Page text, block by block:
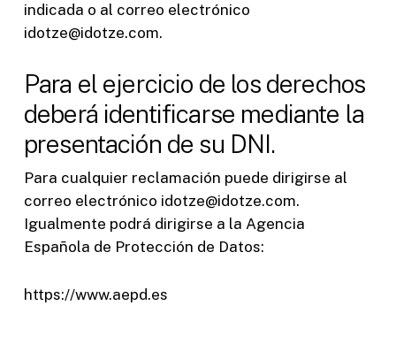
indicada o al correo electrónico
idotze@idotze.com.
Para el ejercicio de los derechos
deberá identificarse mediante la
presentación de su DNI.
Para cualquier reclamación puede dirigirse al
correo electrónico idotze@idotze.com.
Igualmente podrá dirigirse a la Agencia
Española de Protección de Datos:
https://www.aepd.es